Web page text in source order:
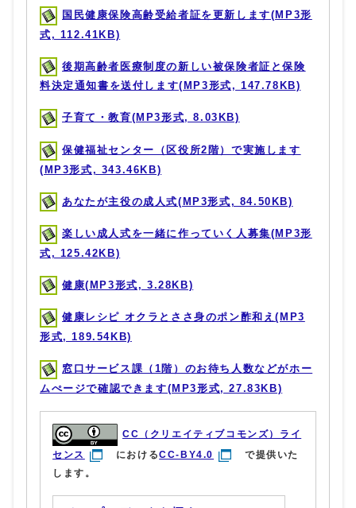
国民健康保険高齢受給者証を更新します(MP3形
式, 112.41KB)
後期高齢者医療制度の新しい被保険者証と保険
料決定通知書を送付します(MP3形式, 147.78KB)
子育て・教育(MP3形式, 8.03KB)
保健福祉センター（区役所2階）で実施します
(MP3形式, 343.46KB)
あなたが主役の成人式(MP3形式, 84.50KB)
楽しい成人式を一緒に作っていく人募集(MP3形
式, 125.42KB)
健康(MP3形式, 3.28KB)
健康レシピ オクラとささ身のポン酢和え(MP3
形式, 189.54KB)
窓口サービス課（1階）のお待ち人数などがホー
ムぺージで確認できます(MP3形式, 27.83KB)
CC（クリエイティブコモンズ）ライ
センス
におけるCC-BY4.0
で提供いた
します。